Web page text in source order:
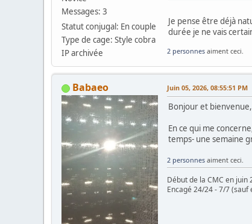
Messages: 3
Statut conjugal: En couple
Type de cage: Style cobra
IP archivée
Je pense être déjà
durée je ne vais
2 personnes aiment ceci.
Babaeo Juin 05, 2026, 08:55:51 PM
Bonjour et bienvenue,
En ce qui me
temps- une semaine
2 personnes aiment ceci.
Début de la CMC en juin
Encagé 24/24 - 7/7